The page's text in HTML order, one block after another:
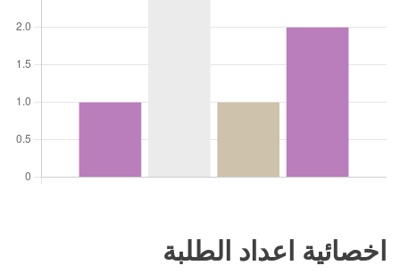
اخصائية اعداد الطلبة